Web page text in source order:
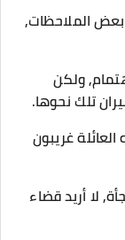
بعض الملاحظات,
ولكن
تلك نحوها.
غريبون
لا أريد قضاء